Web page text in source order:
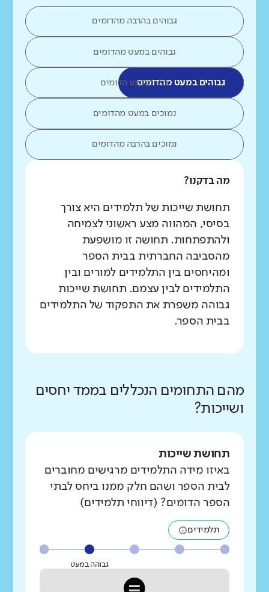
גבוהים בהרבה מהדומים
גבוהים במעט מהדומים
גבוהים במעט מהדומיםכמו ממוצע הדומים
נמוכים במעט מהדומים
נמוכים בהרבה מהדומים
מה בדקנו?
תחושת שייכות של תלמידים היא צורך
בסיסי, המהווה מצע ראשוני לצמיחה
ולהתפתחות. תחושה זו מושפעת
מהסביבה החברתית בבית הספר
ומהיחסים בין התלמידים למורים ובין
התלמידים לבין עצמם. תחושת שייכות
גבוהה משפרת את התפקוד של התלמידים
בבית הספר.
מהם התחומים הנכללים בממד יחסים
ושייכות?
תחושת שייכות
באיזו מידה התלמידים מרגישים מחוברים
לבית הספר ושהם חלק ממנו ביחס לבתי
הספר הדומים? (דיווחי תלמידים)
תלמידים
גבוהה במעט